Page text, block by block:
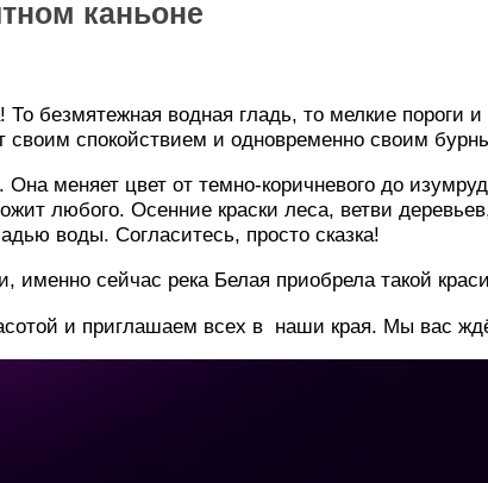
каньоне
То безмятежная водная гладь, то мелкие
своим спокойствием и одновременно своим
меняет цвет от темно-коричневого до
любого. Осенние краски леса, ветви
воды. Согласитесь, просто сказка!
сейчас река Белая приобрела такой
и приглашаем всех в наши края. Мы вас